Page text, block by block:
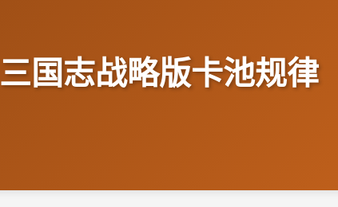
三国志战略版卡池规律